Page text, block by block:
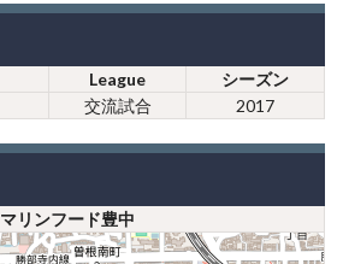
League
シーズン
交流試合 2017
マリンフード豊中